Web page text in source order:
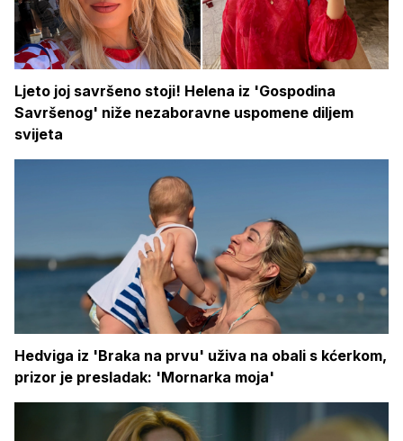
Ljeto joj savršeno stoji! Helena iz 'Gospodina
Savršenog' niže nezaboravne uspomene diljem
svijeta
Hedviga iz 'Braka na prvu' uživa na obali s kćerkom,
prizor je presladak: 'Mornarka moja'